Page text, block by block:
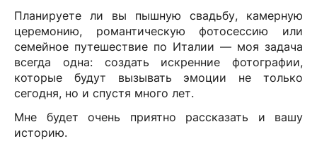
Планируете ли вы пышную свадьбу, камерную
церемонию, романтическую фотосессию или
семейное путешествие по Италии — моя задача
всегда одна: создать искренние фотографии,
которые будут вызывать эмоции не только
сегодня, но и спустя много лет.
Мне будет очень приятно рассказать и вашу
историю.